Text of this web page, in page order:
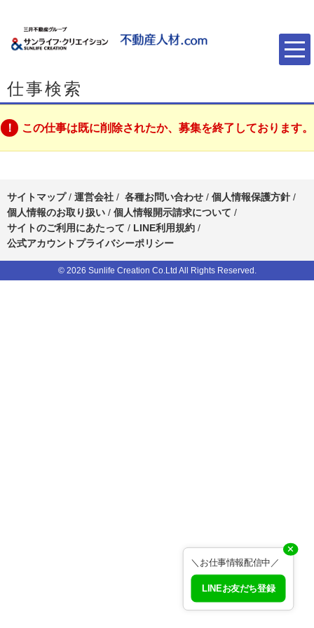
仕事検索
この仕事は既に削除されたか、募集を終了しております。
サイトマップ/ 運営会社 / 各種お問い合わせ / 個人情報保護方針 /
個人情報のお取り扱い / 個人情報開示請求について /
サイトのご利用にあたって / LINE利用規約 /
公式アカウントプライバシーポリシー
✕
＼お仕事情報配信中／
LINEお友だち登録
© 2026 Sunlife Creation Co.Ltd All Rights Reserved.